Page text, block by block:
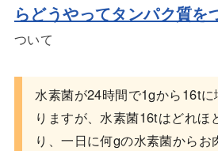
らどうやってタンパク質を
ついて
水素菌が24時間で1gから16t
りますが、水素菌16tはどれほ
り、一日に何gの水素菌からお